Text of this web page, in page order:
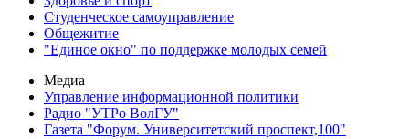
Студенческое самоуправление
Общежитие
"Единое окно" по поддержке молодых семей
Медиа
Управление информационной политики
Радио "УТРо ВолГУ"
Газета "Форум. Университетский проспект,100"